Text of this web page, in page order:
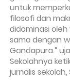
untuk
filosofi dan
didominasi
sama dengan
Gandapura.”
Sekolahnya
jurnalis sekolah,